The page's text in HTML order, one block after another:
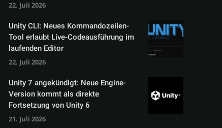
22. Juli 2026
Unity CLI: Neues Kommandozeilen-
Tool erlaubt Live-Codeausführung im
laufenden Editor
22. Juli 2026
Unity 7 angekündigt: Neue Engine-
Version kommt als direkte
Fortsetzung von Unity 6
21. Juli 2026